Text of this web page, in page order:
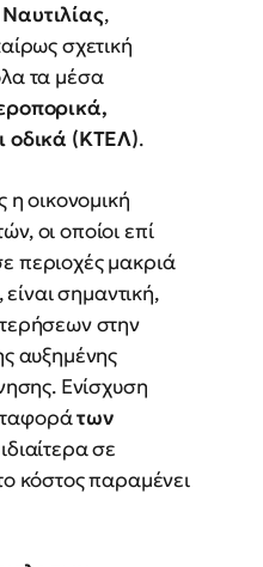
,
σχετική
τα μέσα
οδικά (ΚΤΕΛ).
οικονομική
οι οποίοι επί
περιοχές μακριά
σημαντική,
στην
αυξημένης
Ενίσχυση
των
σε
κόστος παραμένει